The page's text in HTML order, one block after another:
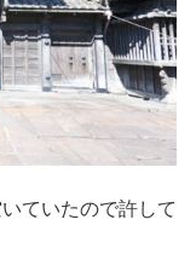
ていたので許して